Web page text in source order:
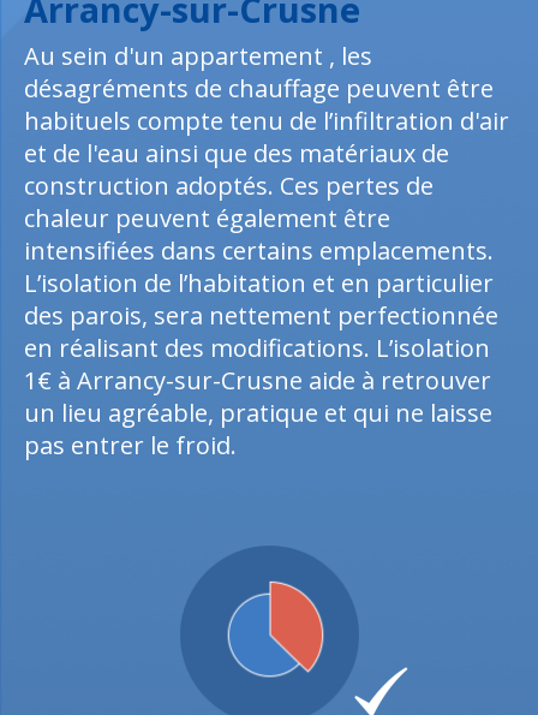
Au sein d'un appartement , les
désagréments de chauffage peuvent être
habituels compte tenu de l’infiltration d'air
et de l'eau ainsi que des matériaux de
construction adoptés. Ces pertes de
chaleur peuvent également être
intensifiées dans certains emplacements.
L’isolation de l’habitation et en particulier
des parois, sera nettement perfectionnée
en réalisant des modifications. L’isolation
1€ à Arrancy-sur-Crusne aide à retrouver
un lieu agréable, pratique et qui ne laisse
pas entrer le froid.